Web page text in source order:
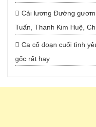
Cải lương Đường
Tuấn, Thanh Kim Huệ,
Ca cổ đoạn cuối tình
gốc rất hay